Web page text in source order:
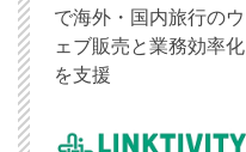
で海外・国内旅行のウ
ェブ販売と業務効率化
を支援